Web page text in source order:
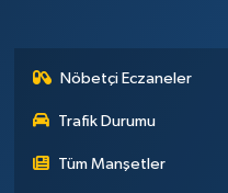
Nöbetçi Eczaneler
Trafik Durumu
Tüm Manşetler